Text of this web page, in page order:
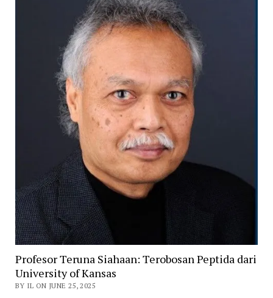
Profesor Teruna Siahaan: Terobosan Peptida dari
University of Kansas
BY IL ON JUNE 25, 2025